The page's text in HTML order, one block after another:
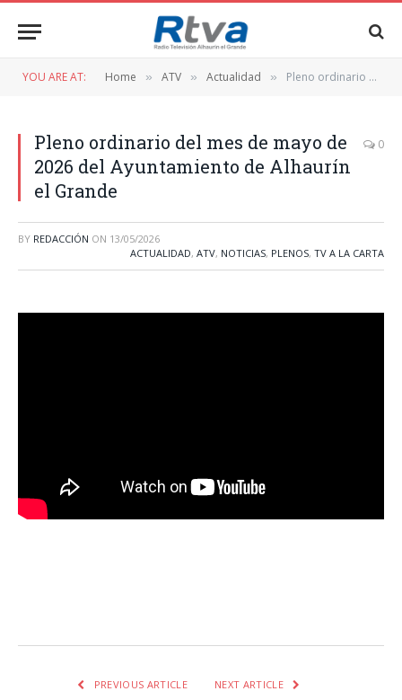
YOU ARE AT: Home » ATV » Actualidad » Pleno ordinario del mes de mayo de 2026 del Ayuntamiento de Alhaurín el Grande
Pleno ordinario del mes de mayo de
2026 del Ayuntamiento de Alhaurín
el Grande
0
BY REDACCIÓN ON 13/05/2026
ACTUALIDAD, ATV, NOTICIAS, PLENOS, TV A LA CARTA
PREVIOUS ARTICLE NEXT ARTICLE